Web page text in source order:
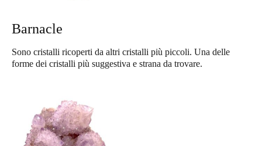
Barnacle
Sono cristalli ricoperti da altri cristalli più piccoli. Una delle
forme dei cristalli più suggestiva e strana da trovare.